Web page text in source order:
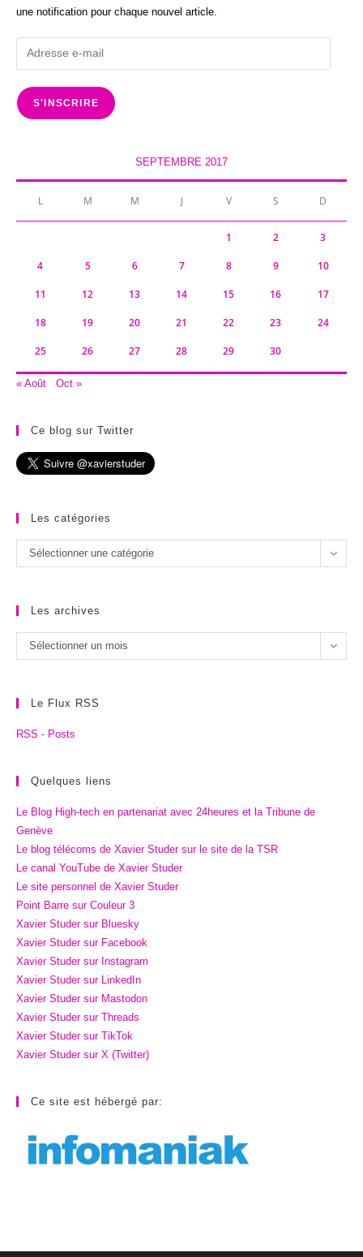
une notification pour chaque nouvel article.
Adresse
e-
mail
S'INSCRIRE
SEPTEMBRE 2017
L M M J V S D
1 2 3
4 5 6 7 8 9 10
11 12 13 14 15 16 17
18 19 20 21 22 23 24
25 26 27 28 29 30
« Août Oct »
Ce blog sur Twitter
Les catégories
Les
catégories
Sélectionner une catégorie
Les archives
Les
archives
Sélectionner un mois
Le Flux RSS
RSS - Posts
Quelques liens
Le Blog High-tech en partenariat avec 24heures et la Tribune de
Genève
Le blog télécoms de Xavier Studer sur le site de la TSR
Le canal YouTube de Xavier Studer
Le site personnel de Xavier Studer
Point Barre sur Couleur 3
Xavier Studer sur Bluesky
Xavier Studer sur Facebook
Xavier Studer sur Instagram
Xavier Studer sur LinkedIn
Xavier Studer sur Mastodon
Xavier Studer sur Threads
Xavier Studer sur TikTok
Xavier Studer sur X (Twitter)
Ce site est hébergé par: